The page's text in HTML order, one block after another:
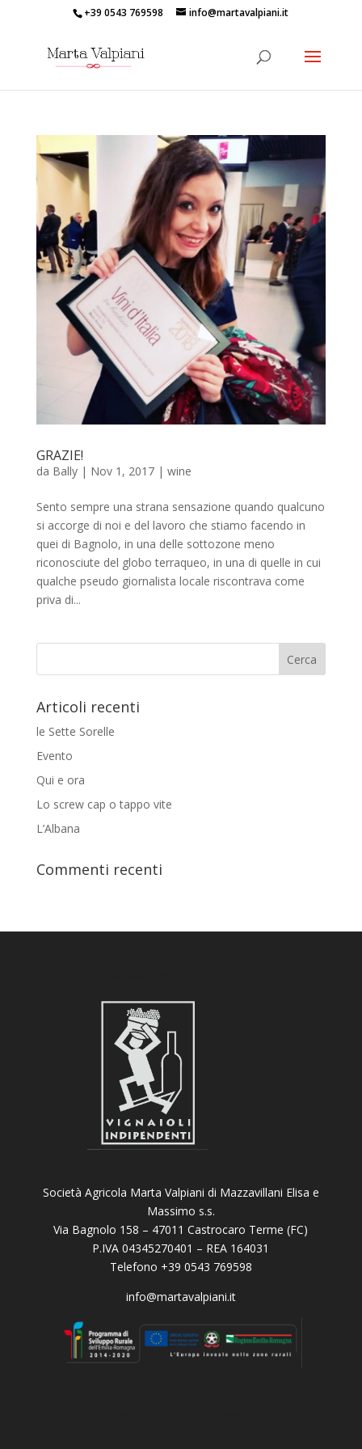
+39 0543 769598 info@martavalpiani.it
GRAZIE!
da Bally| Nov 1, 2017| wine
Sento sempre una strana sensazione quando qualcuno
si accorge di noi e del lavoro che stiamo facendo in
quei di Bagnolo, in una delle sottozone meno
riconosciute del globo terraqueo, in una di quelle in cui
qualche pseudo giornalista locale riscontrava come
priva di...
Articoli recenti
le Sette Sorelle
Evento
Qui e ora
Lo screw cap o tappo vite
L’Albana
Commenti recenti
Società Agricola Marta Valpiani di Mazzavillani Elisa e
Massimo s.s.
Via Bagnolo 158 – 47011 Castrocaro Terme (FC)
P.IVA 04345270401 – REA 164031
Telefono +39 0543 769598
info@martavalpiani.it